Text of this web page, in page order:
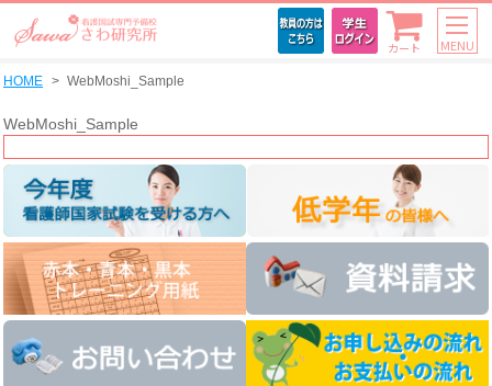
カート MENU
HOME WebMoshi_Sample
WebMoshi_Sample